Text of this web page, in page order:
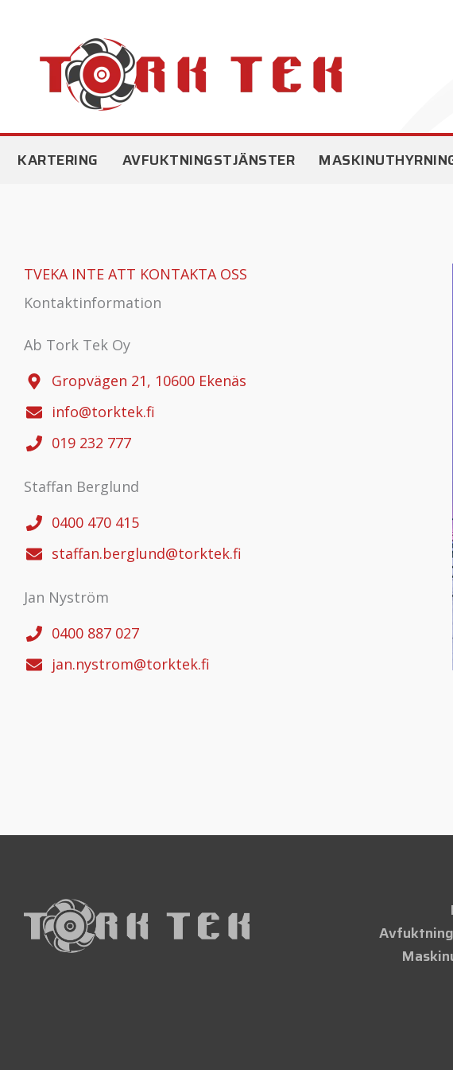
innehåll
KARTERING AVFUKTNINGSTJÄNSTER
TVEKA INTE ATT KONTAKTA OSS
Kontaktinformation
Ab Tork Tek Oy
Gropvägen 21, 10600 Ekenäs
info@torktek.fi
019 232 777
Staffan Berglund
0400 470 415
staffan.berglund@torktek.fi
Jan Nyström
0400 887 027
jan.nystrom@torktek.fi